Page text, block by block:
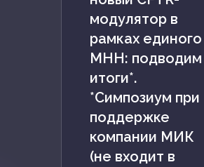
модулятор в
рамках единого
МНН: подводим
итоги*.
*Симпозиум при
поддержке
компании МИК
(не входит в